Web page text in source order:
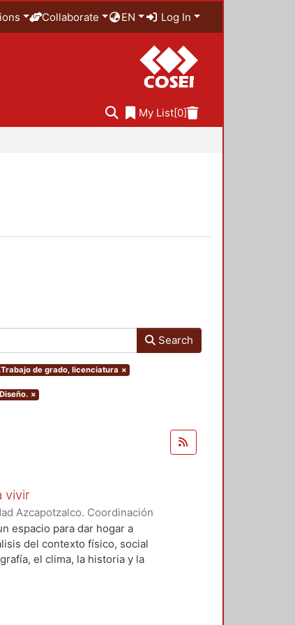
Collaborate EN Log In
My List[0]
Search
de grado, licenciatura ×
×
vivir
Azcapotzalco. Coordinación
Claudia Alondra;Arce
espacio para dar hogar a
del contexto físico, social
el clima, la historia y la